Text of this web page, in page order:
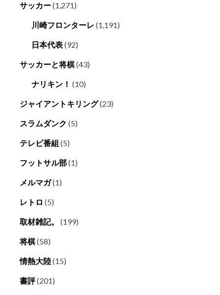
サッカー(1,271)
川崎フロンターレ (1,191)
日本代表(92)
サッカーと将棋(43)
ナリキン！ (10)
ジャイアントキリング(23)
スラムダンク (5)
テレビ番組 (5)
フットサル部(1)
メルマガ(1)
レトロ (5)
取材雑記。 (199)
将棋(58)
情熱大陸(15)
書評(201)